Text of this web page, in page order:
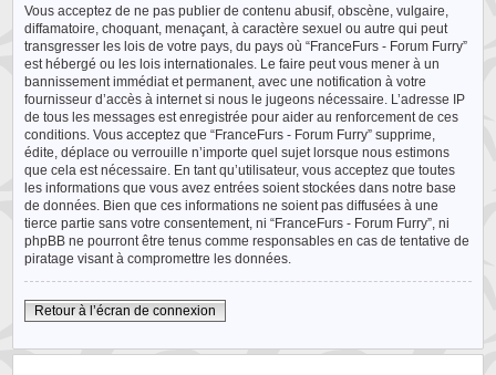
Vous acceptez de ne pas publier de contenu abusif, obscène, vulgaire,
diffamatoire, choquant, menaçant, à caractère sexuel ou autre qui peut
transgresser les lois de votre pays, du pays où “FranceFurs - Forum Furry”
est hébergé ou les lois internationales. Le faire peut vous mener à un
bannissement immédiat et permanent, avec une notification à votre
fournisseur d’accès à internet si nous le jugeons nécessaire. L’adresse IP
de tous les messages est enregistrée pour aider au renforcement de ces
conditions. Vous acceptez que “FranceFurs - Forum Furry” supprime,
édite, déplace ou verrouille n’importe quel sujet lorsque nous estimons
que cela est nécessaire. En tant qu’utilisateur, vous acceptez que toutes
les informations que vous avez entrées soient stockées dans notre base
de données. Bien que ces informations ne soient pas diffusées à une
tierce partie sans votre consentement, ni “FranceFurs - Forum Furry”, ni
phpBB ne pourront être tenus comme responsables en cas de tentative de
piratage visant à compromettre les données.
Retour à l’écran de connexion